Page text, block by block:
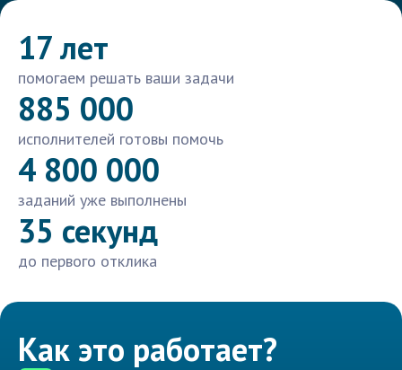
17 лет
помогаем решать ваши задачи
885 000
исполнителей готовы помочь
4 800 000
заданий уже выполнены
35 секунд
до первого отклика
Как это работает?